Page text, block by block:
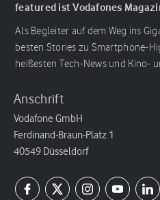
featured ist Vodafones
Als Begleiter auf dem Weg ins
besten Stories zu Smartphone-
heißesten Tech-News und Kino-
Anschrift
Vodafone GmbH
Ferdinand-Braun-Platz 1
40549 Düsseldorf